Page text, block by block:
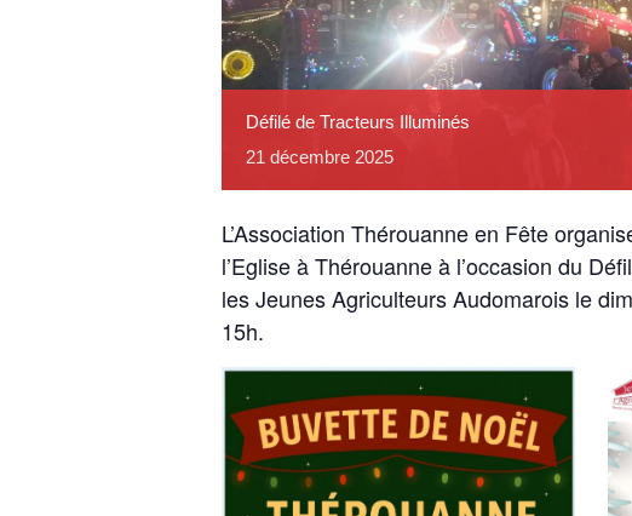
Défilé de Tracteurs Illuminés
21 décembre 2025
L’Association Thérouanne en Fête
l’Eglise à Thérouanne à l’occasion du
les Jeunes Agriculteurs Audomarois le
15h.